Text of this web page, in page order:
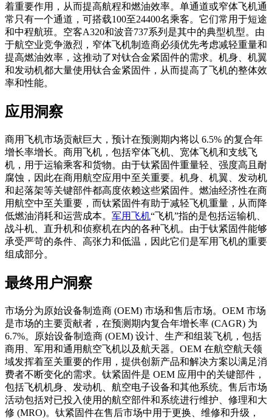
着重要作用，从而提高航程和燃油效率。单通道或窄体飞机通
常只有一个通道，可搭载100至24400名乘客。它们常用于短途
和中程航班。空客A320和波音737系列是其中的典型机型。由
于航空业竞争激烈，窄体飞机制造商必须优先考虑减轻重量和
提高燃油效率，这推动了对钛合金紧固件的需求。机身、机翼
和发动机都大量使用钛合金紧固件，从而提高了飞机的整体效
率和性能。
应用洞察
商用飞机市场贡献巨大，预计在预测期内将以 6.5% 的复合年
增长率增长。商用飞机，包括窄体飞机、宽体飞机和支线飞
机，用于运输乘客和货物。由于钛紧固件重量轻、强度高且耐
腐蚀，因此在商用航空应用中至关重要。机身、机翼、发动机
和起落架等关键部件都高度依赖这些紧固件。燃油经济性在商
用航空中至关重要，而钛紧固件有助于减轻飞机重量，从而降
低燃油消耗和运营成本。 军用飞机“飞机”指的是包括运输机、
战斗机、直升机和侦察机在内的各种飞机。由于钛紧固件能够
承受严苛的条件、高张力和低温，因此它们是军用飞机的重要
组成部分。
最终用户洞察
市场分为原始设备制造商 (OEM) 市场和售后市场。OEM 市场
是市场的主要贡献者，在预测期内复合年增长率 (CAGR) 为
6.7%。原始设备制造商 (OEM) 设计、生产和组装飞机，包括
商用、军用和通用航空飞机以及航天器。OEM 在航空航天领
域发挥着至关重要的作用，提供创新产品和解决方案以满足消
费者不断变化的需求。钛紧固件是 OEM 应用中的关键部件，
包括飞机机身、发动机、航空电子设备和其他系统。售后市场
活动包括对已投入使用的航空部件和系统进行维护、修理和大
修 (MRO)。钛紧固件在售后市场中用于更换、维修和升级，